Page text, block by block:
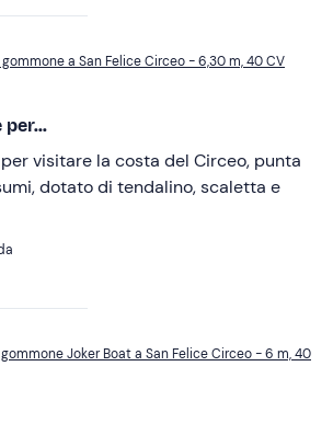
a San Felice Circeo - 6,30 m, 40 CV
per...
visitare la costa del Circeo, punta
dotato di tendalino, scaletta e
Joker Boat a San Felice Circeo - 6 m, 40